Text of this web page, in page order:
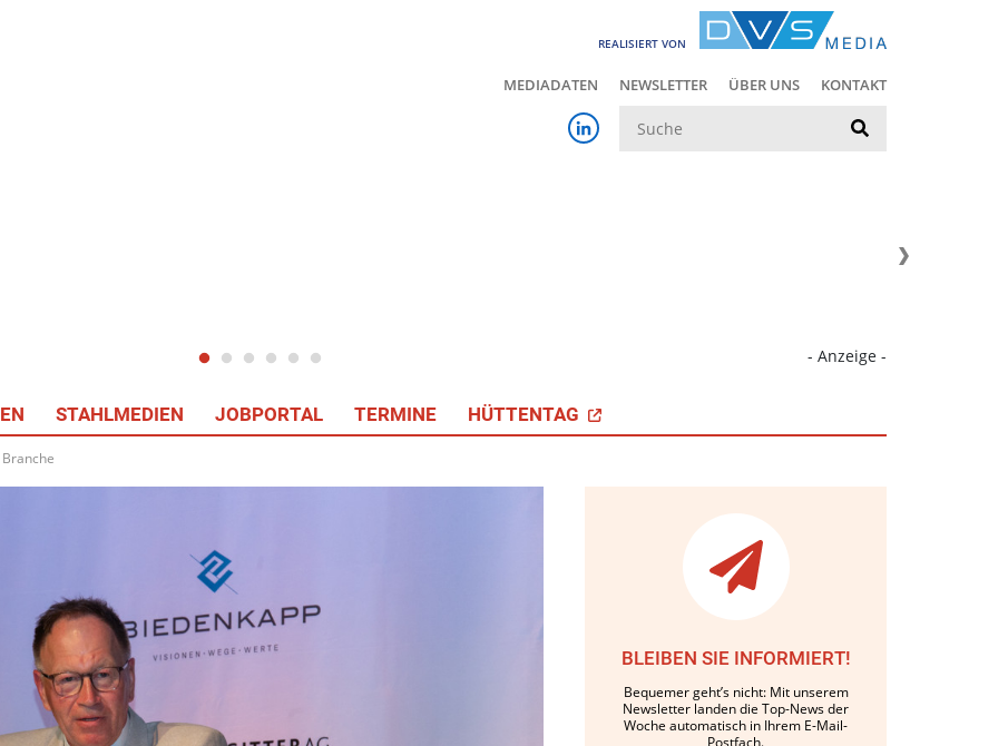
REALISIERT VON
MEDIADATEN NEWSLETTER ÜBER UNS KONTAKT
- Anzeige -
STAHLMEDIEN JOBPORTAL TERMINE HÜTTENTAG
BLEIBEN SIE INFORMIERT!
Bequemer geht’s nicht: Mit unserem
Newsletter landen die Top-News der
Woche automatisch in Ihrem E-Mail-
Postfach.